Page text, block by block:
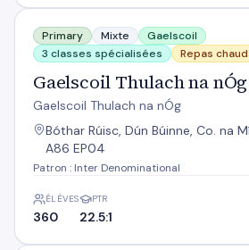
Gaelscoil Thulach na nÓg
Primary Mixte
Gaelscoil
3 classes spécialisées
Repas
Gaelscoil Thulach na nÓg
Gaelscoil Thulach na nÓg
Bóthar Rúisc, Dún Búinne, Co. na
A86 EP04
Patron : Inter Denominational
ÉLÈVES
360
PTR
22.5:1